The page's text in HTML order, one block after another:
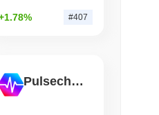
#407
Pulsechain